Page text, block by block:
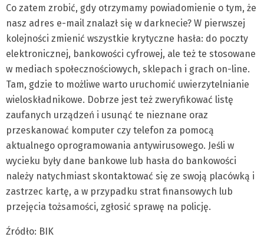
Co zatem zrobić, gdy otrzymamy powiadomienie o tym, że
nasz adres e-mail znalazł się w darknecie? W pierwszej
kolejności zmienić wszystkie krytyczne hasła: do poczty
elektronicznej, bankowości cyfrowej, ale też te stosowane
w mediach społecznościowych, sklepach i grach on-line.
Tam, gdzie to możliwe warto uruchomić uwierzytelnianie
wieloskładnikowe. Dobrze jest też zweryfikować listę
zaufanych urządzeń i usunąć te nieznane oraz
przeskanować komputer czy telefon za pomocą
aktualnego oprogramowania antywirusowego. Jeśli w
wycieku były dane bankowe lub hasła do bankowości
należy natychmiast skontaktować się ze swoją placówką i
zastrzec kartę, a w przypadku strat finansowych lub
przejęcia tożsamości, zgłosić sprawę na policję.
Źródło: BIK